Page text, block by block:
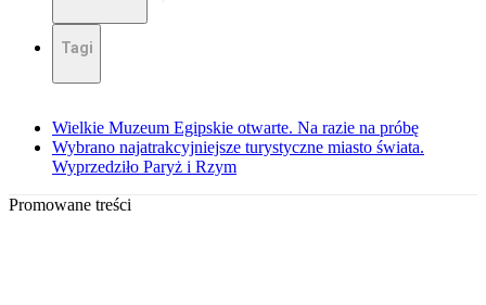
Tagi
Wielkie Muzeum Egipskie otwarte. Na razie na próbę
Wybrano najatrakcyjniejsze turystyczne miasto świata.
Wyprzedziło Paryż i Rzym
Promowane treści